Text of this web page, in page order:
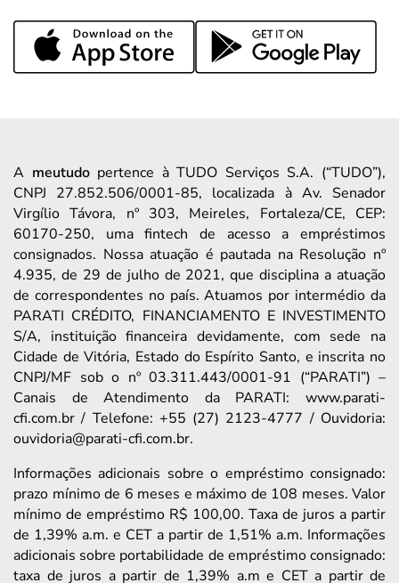
A meutudopertence à TUDO Serviços S.A. (“TUDO”),
CNPJ 27.852.506/0001-85, localizada à Av. Senador
Virgílio Távora, nº 303, Meireles, Fortaleza/CE, CEP:
60170-250, uma fintech de acesso a empréstimos
consignados. Nossa atuação é pautada na Resolução nº
4.935, de 29 de julho de 2021, que disciplina a atuação
de correspondentes no país. Atuamos por intermédio da
PARATI CRÉDITO, FINANCIAMENTO E INVESTIMENTO
S/A, instituição financeira devidamente, com sede na
Cidade de Vitória, Estado do Espírito Santo, e inscrita no
CNPJ/MF sob o nº 03.311.443/0001-91 (“PARATI”) –
Canais de Atendimento da PARATI: www.parati-
cfi.com.br / Telefone: +55 (27) 2123-4777 / Ouvidoria:
ouvidoria@parati-cfi.com.br.
Informações adicionais sobre o empréstimo consignado:
prazo mínimo de 6 meses e máximo de 108 meses. Valor
mínimo de empréstimo R$ 100,00. Taxa de juros a partir
de 1,39% a.m. e CET a partir de 1,51% a.m. Informações
adicionais sobre portabilidade de empréstimo consignado:
taxa de juros a partir de 1,39% a.m e CET a partir de